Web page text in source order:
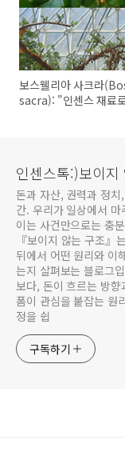
보스웰리아 사크라
sacra): "인센스 재료
인센스톡:)보이지
돈과 자산, 권력과 정
간. 우리가 일상에서 마
이는 사건만으로는 충
『보이지 않는 구조』
뒤에서 어떤 원리와 이
는지 살펴보는 블로그
보다, 돈이 흐르는 방
폼이 관심을 붙잡는 원
정을 쉽
구독하기